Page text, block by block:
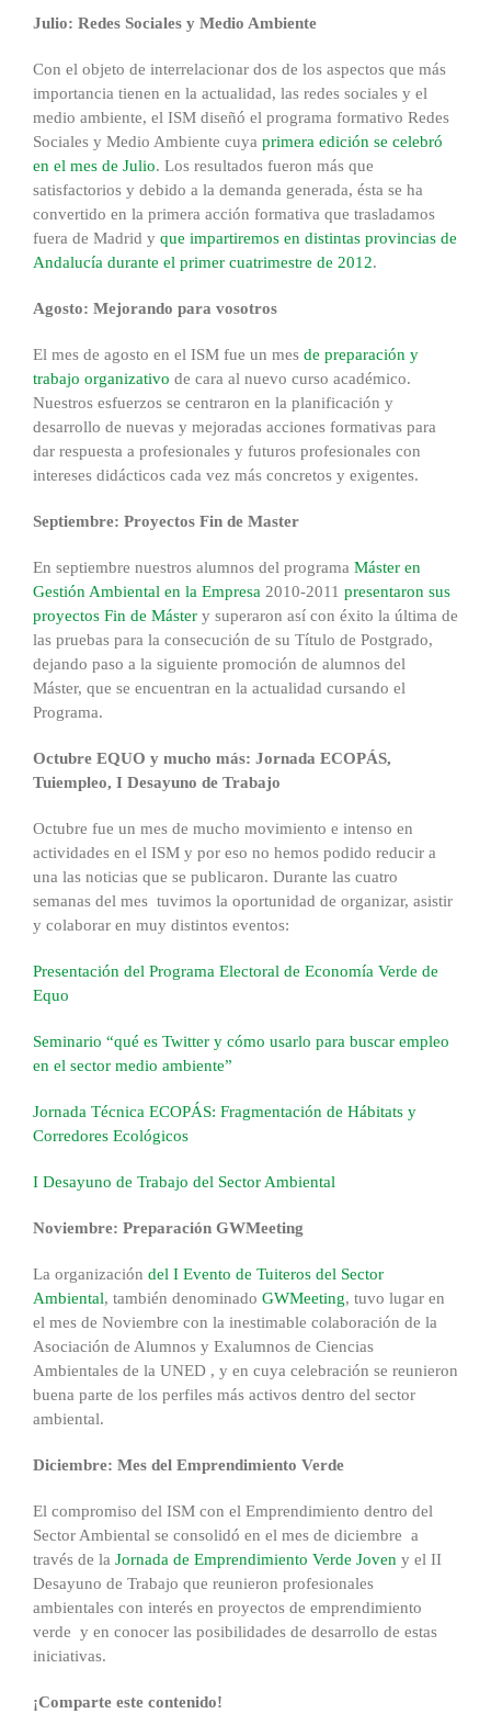
Julio: Redes Sociales y Medio Ambiente
Con el objeto de interrelacionar dos de los aspectos que más
importancia tienen en la actualidad, las redes sociales y el
medio ambiente, el ISM diseñó el programa formativo Redes
Sociales y Medio Ambiente cuya primera edición se celebró
en el mes de Julio. Los resultados fueron más que
satisfactorios y debido a la demanda generada, ésta se ha
convertido en la primera acción formativa que trasladamos
fuera de Madrid y que impartiremos en distintas provincias de
Andalucía durante el primer cuatrimestre de 2012.
Agosto: Mejorando para vosotros
El mes de agosto en el ISM fue un mes de preparación y
trabajo organizativo de cara al nuevo curso académico.
Nuestros esfuerzos se centraron en la planificación y
desarrollo de nuevas y mejoradas acciones formativas para
dar respuesta a profesionales y futuros profesionales con
intereses didácticos cada vez más concretos y exigentes.
Septiembre: Proyectos Fin de Master
En septiembre nuestros alumnos del programa Máster en
Gestión Ambiental en la Empresa 2010-2011 presentaron sus
proyectos Fin de Máster y superaron así con éxito la última de
las pruebas para la consecución de su Título de Postgrado,
dejando paso a la siguiente promoción de alumnos del
Máster, que se encuentran en la actualidad cursando el
Programa.
Octubre EQUO y mucho más: Jornada ECOPÁS,
Tuiempleo, I Desayuno de Trabajo
Octubre fue un mes de mucho movimiento e intenso en
actividades en el ISM y por eso no hemos podido reducir a
una las noticias que se publicaron. Durante las cuatro
semanas del mes tuvimos la oportunidad de organizar, asistir
y colaborar en muy distintos eventos:
Presentación del Programa Electoral de Economía Verde de
Equo
Seminario “qué es Twitter y cómo usarlo para buscar empleo
en el sector medio ambiente”
Jornada Técnica ECOPÁS: Fragmentación de Hábitats y
Corredores Ecológicos
I Desayuno de Trabajo del Sector Ambiental
Noviembre: Preparación GWMeeting
La organización del I Evento de Tuiteros del Sector
Ambiental, también denominado GWMeeting, tuvo lugar en
el mes de Noviembre con la inestimable colaboración de la
Asociación de Alumnos y Exalumnos de Ciencias
Ambientales de la UNED , y en cuya celebración se reunieron
buena parte de los perfiles más activos dentro del sector
ambiental.
Diciembre: Mes del Emprendimiento Verde
El compromiso del ISM con el Emprendimiento dentro del
Sector Ambiental se consolidó en el mes de diciembre a
través de la Jornada de Emprendimiento Verde Joven y el II
Desayuno de Trabajo que reunieron profesionales
ambientales con interés en proyectos de emprendimiento
verde y en conocer las posibilidades de desarrollo de estas
iniciativas.
¡Comparte este contenido!